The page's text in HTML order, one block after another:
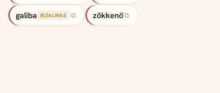
galiba BIZALMAS ⧉ zökkenő⧉